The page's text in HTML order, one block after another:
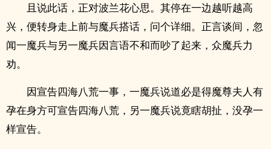
且说此话，正对波兰花心思。其停在一边越听越高
兴，便转身走上前与魔兵搭话，问个详细。正言谈间，忽
闻一魔兵与另一魔兵因言语不和而吵了起来，众魔兵力
劝。
因宣告四海八荒一事，一魔兵说道必是得魔尊夫人有
孕在身方可宣告四海八荒，另一魔兵说竟瞎胡扯，没孕一
样宣告。